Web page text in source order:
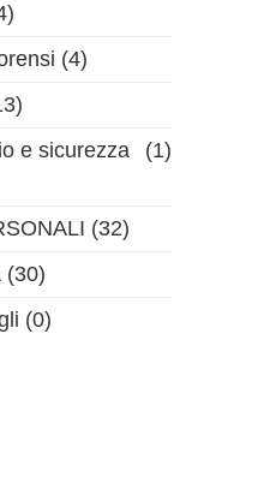
(4)
e sicurezza
(1)
(32)
(30)
(0)